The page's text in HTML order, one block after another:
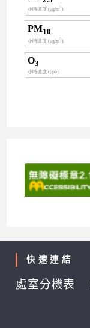
快速連結
處室分機表